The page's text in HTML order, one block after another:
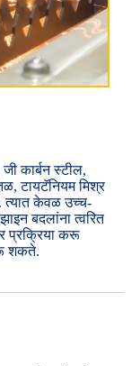
कार्बन स्टील,
टायटॅनियम मिश्र
त्यात केवळ उच्च-
बदलांना त्वरित
प्रक्रिया करू
शकते.